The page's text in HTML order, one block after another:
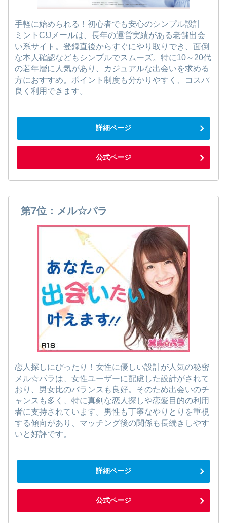
手軽に始められる！初心者でも安心のシンプル設計
ミントC!Jメールは、長年の運営実績がある老舗出会
い系サイト。登録直後からすぐにやり取りでき、面倒
な本人確認などもシンプルでスムーズ。特に10～20代
の若年層に人気があり、カジュアルな出会いを求める
方におすすめ。ポイント制度も分かりやすく、コスパ
良く利用できます。
詳細ページ
公式ページ
第7位：メル☆パラ
恋人探しにぴったり！女性に優しい設計が人気の秘密
メル☆パラは、女性ユーザーに配慮した設計がされて
おり、男女比のバランスも良好。そのため出会いのチ
ャンスも多く、特に真剣な恋人探しや恋愛目的の利用
者に支持されています。男性も丁寧なやりとりを重視
する傾向があり、マッチング後の関係も長続きしやす
いと好評です。
詳細ページ
公式ページ